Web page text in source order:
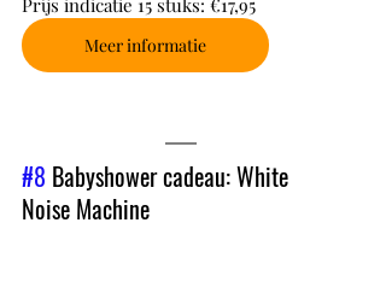
Meer informatie
#8 Babyshower cadeau: White
Noise Machine